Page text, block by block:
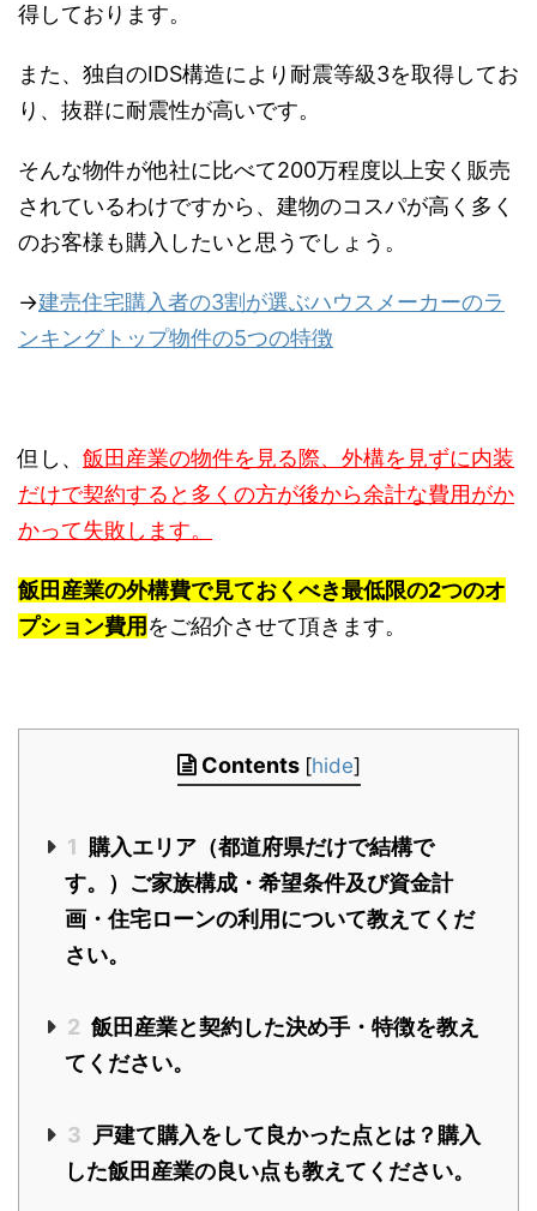
得しております。
また、独自のIDS構造により耐震等級3を取得してお
り、抜群に耐震性が高いです。
そんな物件が他社に比べて200万程度以上安く販売
されているわけですから、建物のコスパが高く多く
のお客様も購入したいと思うでしょう。
→建売住宅購入者の3割が選ぶハウスメーカーのラ
ンキングトップ物件の5つの特徴
但し、 飯田産業の物件を見る際、外構を見ずに内装
だけで契約すると多くの方が後から余計な費用がか
かって失敗します。
飯田産業の外構費で見ておくべき最低限の2つのオ
プション費用 をご紹介させて頂きます。
Contents [hide]
1 購入エリア（都道府県だけで結構で
す。）ご家族構成・希望条件及び資金計
画・住宅ローンの利用について教えてくだ
さい。
2 飯田産業と契約した決め手・特徴を教え
てください。
3
戸建て購入をして良かった点とは？購入
した飯田産業の良い点も教えてください。